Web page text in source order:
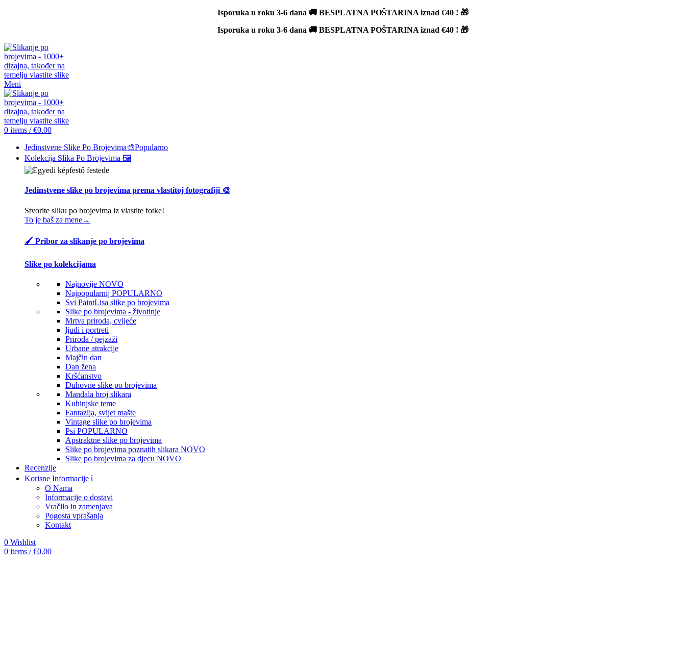
Isporuka u roku 3-6 dana 🚚 BESPLATNA POŠTARINA iznad €40 ! 🎁
Isporuka u roku 3-6 dana 🚚 BESPLATNA POŠTARINA iznad €40 ! 🎁
Meni
0 items / €0.00
Jedinstvene Slike Po Brojevima🎨Popularno
Kolekcija Slika Po Brojevima 🖼️
Jedinstvene slike po brojevima prema vlastitoj fotografiji 🎨
Stvorite sliku po brojevima iz vlastite fotke!
To je baš za mene→
🖌️ Pribor za slikanje po brojevima
Slike po kolekcijama
Najnovije NOVO
Najpopularnij POPULARNO
Svi PaintLisa slike po brojevima
Slike po brojevima - životinje
Mrtva priroda, cvijeće
ljudi i portreti
Priroda / pejzaži
Urbane atrakcije
Majčin dan
Dan žena
Kršćanstvo
Duhovne slike po brojevima
Mandala broj slikara
Kuhinjske teme
Fantazija, svijet mašte
Vintage slike po brojevima
Psi POPULARNO
Apstraktne slike po brojevima
Slike po brojevima poznatih slikara NOVO
Slike po brojevima za djecu NOVO
Recenzije
Korisne Informacije ℹ️
O Nama
Informacije o dostavi
Vračilo in zamenjava
Pogosta vprašanja
Kontakt
0 Wishlist
0 items / €0.00